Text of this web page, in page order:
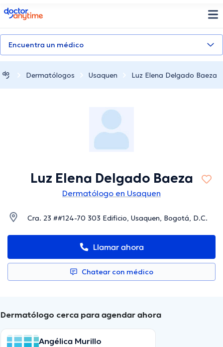
doctoranytime
Encuentra un médico
Dermatólogos Usaquen Luz Elena Delgado Baeza
Luz Elena Delgado Baeza
Dermatólogo en Usaquen
Cra. 23 ##124-70 303 Edificio, Usaquen, Bogotá, D.C.
Llamar ahora
Chatear con médico
Dermatólogo cerca para agendar ahora
Angélica Murillo